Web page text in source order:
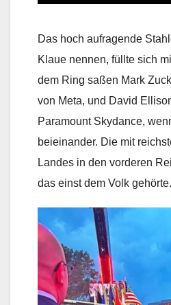
Das hoch aufragende
Klaue nennen, füllte sich
dem Ring saßen Mark
von Meta, und David
Paramount Skydance,
beieinander. Die mit
Landes in den vorderen
das einst dem Volk gehörte.